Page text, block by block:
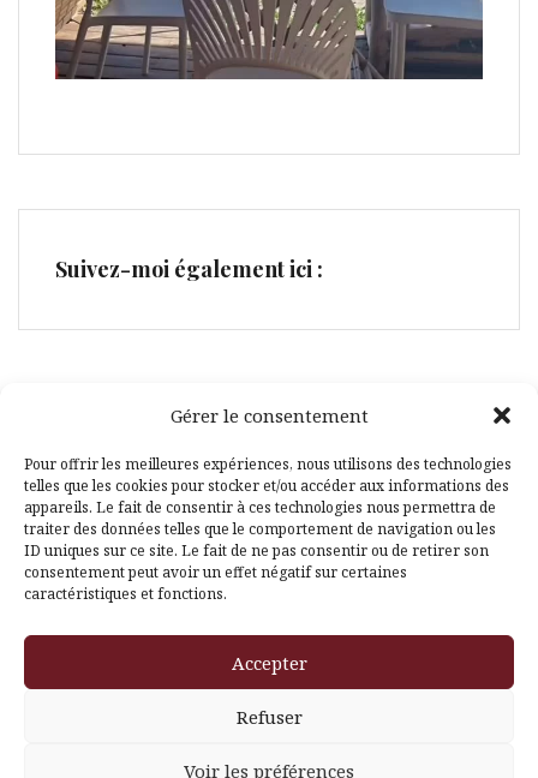
Gérer le consentement
Pour offrir les meilleures expériences, nous utilisons des technologies
telles que les cookies pour stocker et/ou accéder aux informations des
appareils. Le fait de consentir à ces technologies nous permettra de
traiter des données telles que le comportement de navigation ou les
ID uniques sur ce site. Le fait de ne pas consentir ou de retirer son
consentement peut avoir un effet négatif sur certaines
caractéristiques et fonctions.
Accepter
Refuser
Voir les préférences
Suivez-moi également ici :
Facebook
Pinterest
Themeisle